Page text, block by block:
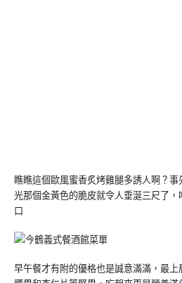
瞧瞧這個歐風蜜香炙烤雞腿多誘人啊？事
光那個金黃色的脆皮就令人垂涎三尺了
口
早午餐才有附的優格也是誠意滿滿，最上